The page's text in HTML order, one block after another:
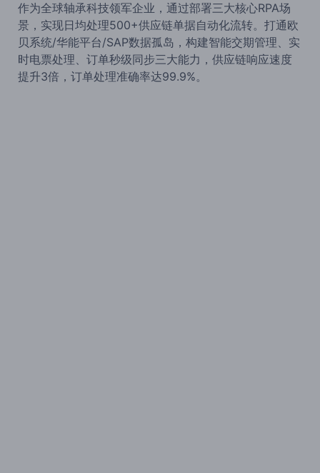
作为全球轴承科技领军企业，通过部署三大核心RPA场
景，实现日均处理500+供应链单据自动化流转。打通欧
贝系统/华能平台/SAP数据孤岛，构建智能交期管理、实
时电票处理、订单秒级同步三大能力，供应链响应速度
提升3倍，订单处理准确率达99.9%。